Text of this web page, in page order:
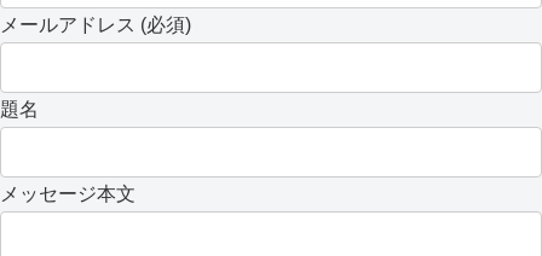
メールアドレス (必須)
題名
メッセージ本文